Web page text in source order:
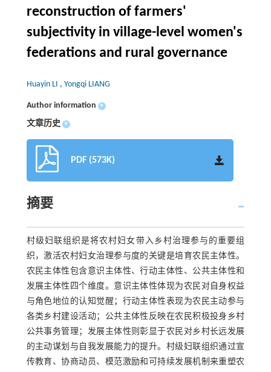
reconstruction of farmers'
subjectivity in village-level women's
federations and rural governance
Huayin LI , Yongqi LIANG
Author information +
文章历史 +
PDF (573K)
摘要
村级妇联组织是将农村妇女带入乡村治理参与的重要组
织，激活农村妇女治理参与度的关键是培育农民主体性。
农民主体性包含意识主体性、行动主体性、公共主体性和
发展主体性四个维度。意识主体性体现为农民对自身权益
与角色地位的认知觉醒；行动主体性表现为农民主动参与
各类乡村建设活动；公共主体性反映在农民积极投身乡村
公共事务管理；发展主体性则彰显于农民对乡村长远发展
的主动谋划与自我发展能力的提升。村级妇联组织通过宣
传教育、协商动员、模范激励和可持续发展机制来重塑农